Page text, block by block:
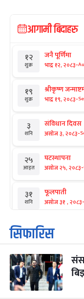
आगामी बिदाहरु
१२
शुक्र
जनै पूर्णिमा
भाद्र १२, २०८३-
१९
शुक्र
श्रीकृष्ण
भाद्र १९, २०८३-
३
शनि
संविधान दिवस
असोज ३, २०८३-
२५
आइत
घटस्थापना
असोज २५, २०८३-
३१
शनि
फूलपाती
असोज ३१ , २०८३-
१
आइत
कार्तिक सङ्क्रान्ति
कार्तिक १, २०८३
३
मंगल
महानवमी
कार्तिक ३, २०८३-
सिफारिस